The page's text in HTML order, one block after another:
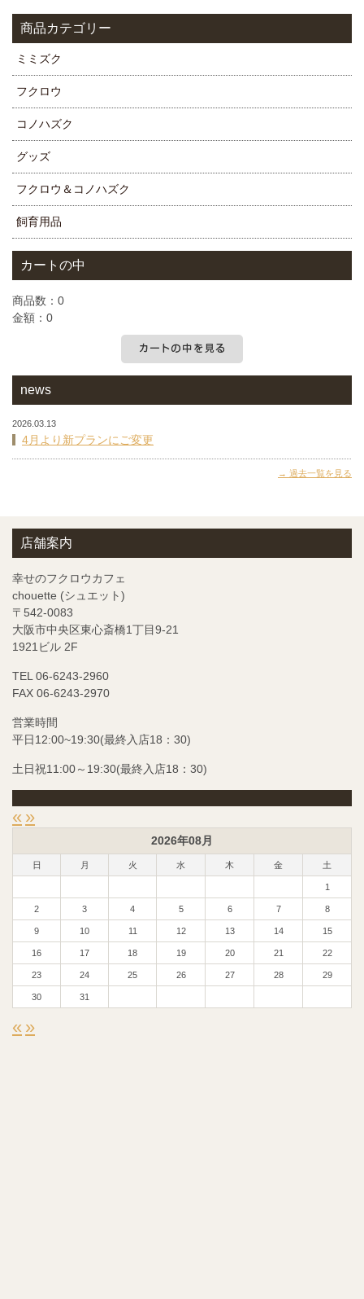
商品カテゴリー
ミミズク
フクロウ
コノハズク
グッズ
フクロウ＆コノハズク
飼育用品
カートの中
商品数：0
金額：0
news
2026.03.13
4月より新プランにご変更
過去一覧を見る
店舗案内
幸せのフクロウカフェ
chouette (シュエット)
〒542-0083
大阪市中央区東心斎橋1丁目9-21
1921ビル 2F
TEL 06-6243-2960
FAX 06-6243-2970
営業時間
平日12:00~19:30(最終入店18：30)
土日祝11:00～19:30(最終入店18：30)
« »
2026年08月
日 月 火 水 木 金 土
1
2 3 4 5 6 7 8
9 10 11 12 13 14 15
16 17 18 19 20 21 22
23 24 25 26 27 28 29
30 31
« »